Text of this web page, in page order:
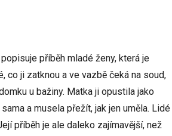
příběh mladé ženy, která je
co ji zatknou a ve vazbě čeká na soud,
u bažiny. Matka ji opustila jako
a musela přežít, jak jen uměla. Lidé
příběh je ale daleko zajímavější, než